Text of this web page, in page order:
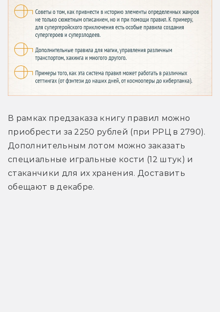
В рамках предзаказа книгу правил можно
приобрести за 2250 рублей (при РРЦ в 2790).
Дополнительным лотом можно заказать
специальные игральные кости (12 штук) и
стаканчики для их хранения. Доставить
обещают в декабре.